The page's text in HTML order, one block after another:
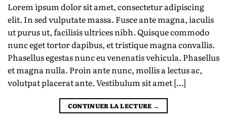
Lorem ipsum dolor sit amet, consectetur adipiscing
elit. In sed vulputate massa. Fusce ante magna, iaculis
ut purus ut, facilisis ultrices nibh. Quisque commodo
nunc eget tortor dapibus, et tristique magna convallis.
Phasellus egestas nunc eu venenatis vehicula. Phasellus
et magna nulla. Proin ante nunc, mollis a lectus ac,
volutpat placerat ante. Vestibulum sit amet […]
CONTINUER LA LECTURE →